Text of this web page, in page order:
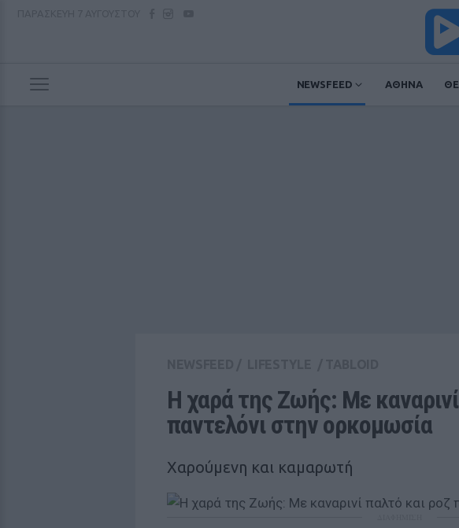
NEWSFEED ΑΘΗΝΑ
Η χαρά της Ζωής: Με
παντελόνι στην ορκομωσία
Χαρούμενη και καμαρωτή